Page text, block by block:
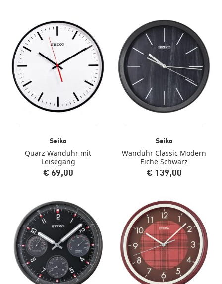
Seiko
Quarz Wanduhr mit
Leisegang
€ 69,00
Seiko
Wanduhr Classic Modern
Eiche Schwarz
€ 139,00